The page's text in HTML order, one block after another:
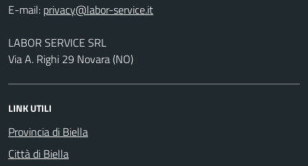
E-mail:
LABOR SERVICE SRL
Via A. Righi 29 Novara (NO)
LINK UTILI
Provincia di Biella
Città di Biella